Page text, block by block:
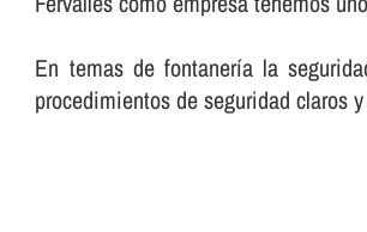
En temas de fontanerí­a la
procedimientos de seguridad claros